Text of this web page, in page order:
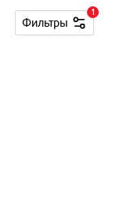
Фильтры
1